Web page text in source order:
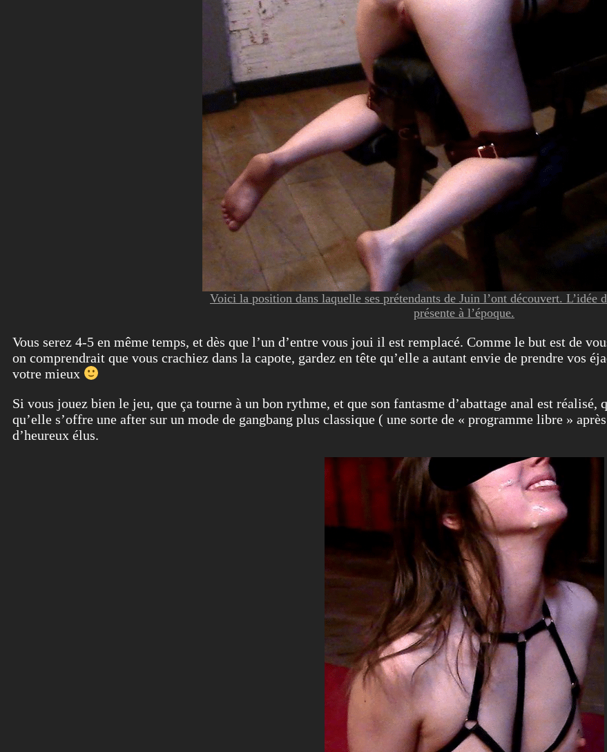
Voici la position dans laquelle ses prétendants de Juin l’ont découvert. L’idée
présente à l’époque.
Vous serez 4-5 en même temps, et dès que l’un d’entre vous joui il est remplacé. Comme le but est de
on comprendrait que vous crachiez dans la capote, gardez en tête qu’elle a autant envie de prendre vos
votre mieux
Si vous jouez bien le jeu, que ça tourne à un bon rythme, et que son fantasme d’abattage anal est
qu’elle s’offre une after sur un mode de gangbang plus classique ( une sorte de « programme libre »
d’heureux élus.